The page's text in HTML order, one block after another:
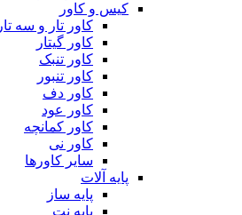
کیس و کاور
کاور تار و سه تار
کاور گیتار
کاور تنبک
کاور تنبور
کاور دف
کاور عود
کاور کمانچه
کاور نی
سایر کاورها
پایه آلات
پایه ساز
پایه نت